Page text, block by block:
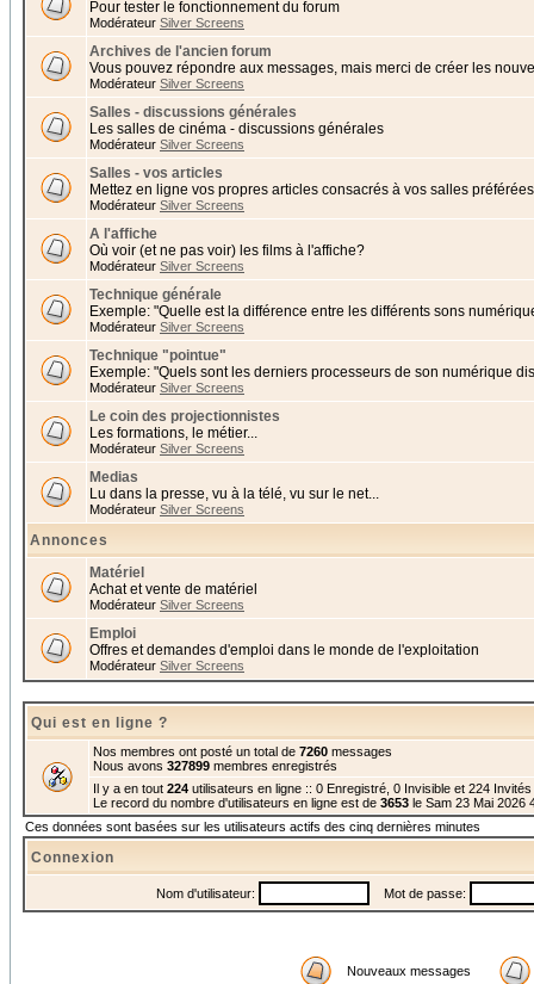
Pour tester le fonctionnement du forum
Modérateur Silver Screens
Archives de l'ancien forum
Vous pouvez répondre aux messages, mais merci de créer les
Modérateur Silver Screens
Salles - discussions générales
Les salles de cinéma - discussions générales
Modérateur Silver Screens
Salles - vos articles
Mettez en ligne vos propres articles consacrés à vos salles
Modérateur Silver Screens
A l'affiche
Où voir (et ne pas voir) les films à l'affiche?
Modérateur Silver Screens
Technique générale
Exemple: "Quelle est la différence entre les différents sons
Modérateur Silver Screens
Technique "pointue"
Exemple: "Quels sont les derniers processeurs de son numérique
Modérateur Silver Screens
Le coin des projectionnistes
Les formations, le métier...
Modérateur Silver Screens
Medias
Lu dans la presse, vu à la télé, vu sur le net...
Modérateur Silver Screens
Annonces
Matériel
Achat et vente de matériel
Modérateur Silver Screens
Emploi
Offres et demandes d'emploi dans le monde de l'exploitation
Modérateur Silver Screens
Qui est en ligne ?
Nos membres ont posté un total de 7260 messages
Nous avons 327899 membres enregistrés
Il y a en tout 224 utilisateurs en ligne :: 0 Enregistré, 0 Invisible et 224
Le record du nombre d'utilisateurs en ligne est de 3653 le Sam 23 Mai 2026
Ces données sont basées sur les utilisateurs actifs des cinq dernières minutes
Connexion
Nom d'utilisateur: Mot de passe:
Nouveaux messages